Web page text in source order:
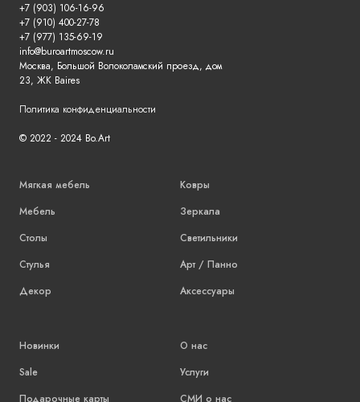
+7 (903) 106-16-96
+7 (910) 400-27-78
+7 (977) 135-69-19
info@buroartmoscow.ru
Москва, Большой Волоколамский проезд, дом
23, ЖК Baires
Политика конфиденциальности
© 2022 - 2024 Bo.Art
Мягкая мебель
Мебель
Столы
Стулья
Декор
Ковры
Зеркала
Светильники
Арт / Панно
Аксессуары
Новинки
Sale
О нас
Услуги